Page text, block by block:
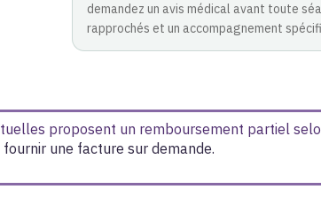
demandez un avis médical avant toute
rapprochés et un accompagnement
proposent un remboursement partiel
une facture sur demande.